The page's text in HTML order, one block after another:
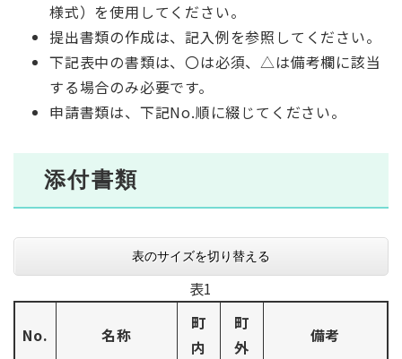
様式）を使用してください。
提出書類の作成は、記入例を参照してください。
下記表中の書類は、〇は必須、△は備考欄に該当
する場合のみ必要です。
申請書類は、下記No.順に綴じてください。
添付書類
表のサイズを切り替える
表1
No. 名称
町
内
町
外
備考